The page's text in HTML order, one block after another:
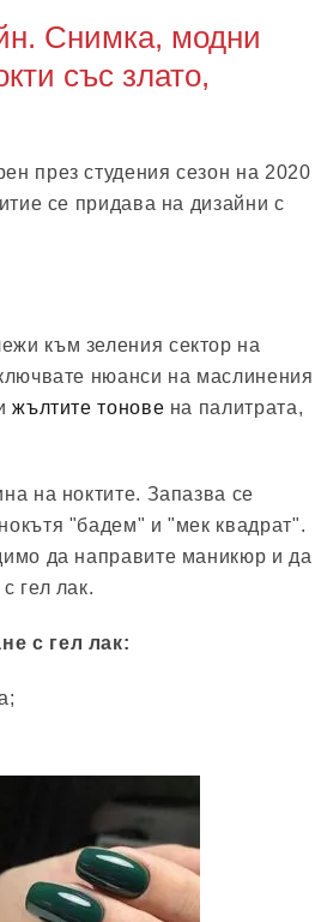
Снимка, модни
със злато,
през студения сезон на 2020
се придава на дизайни с
към зеления сектор на
нюанси на маслинения
жълтите тонове на палитрата,
на ноктите. Запазва се
"бадем" и "мек квадрат".
да направите маникюр и да
гел лак.
с гел лак: